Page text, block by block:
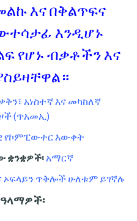
እና በቅልጥፍና
እንዲሆኑ
የሆኑ ብቃቶችን እና
አነስተኛ እና መካከለኛ
(ጥአመኢ)
የኮምፒውተር እውቀት
አማርኛ
ኦፍላይን ጥቅሎች ሁለቱም ይገኛሉ